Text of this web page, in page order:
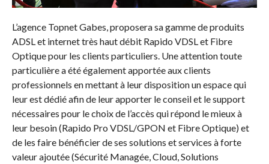
L’agence Topnet Gabes, proposera sa gamme de produits
ADSL et internet très haut débit Rapido VDSL et Fibre
Optique pour les clients particuliers. Une attention toute
particulière a été également apportée aux clients
professionnels en mettant à leur disposition un espace qui
leur est dédié afin de leur apporter le conseil et le support
nécessaires pour le choix de l’accès qui répond le mieux à
leur besoin (Rapido Pro VDSL/GPON et Fibre Optique) et
de les faire bénéficier de ses solutions et services à forte
valeur ajoutée (Sécurité Managée, Cloud, Solutions